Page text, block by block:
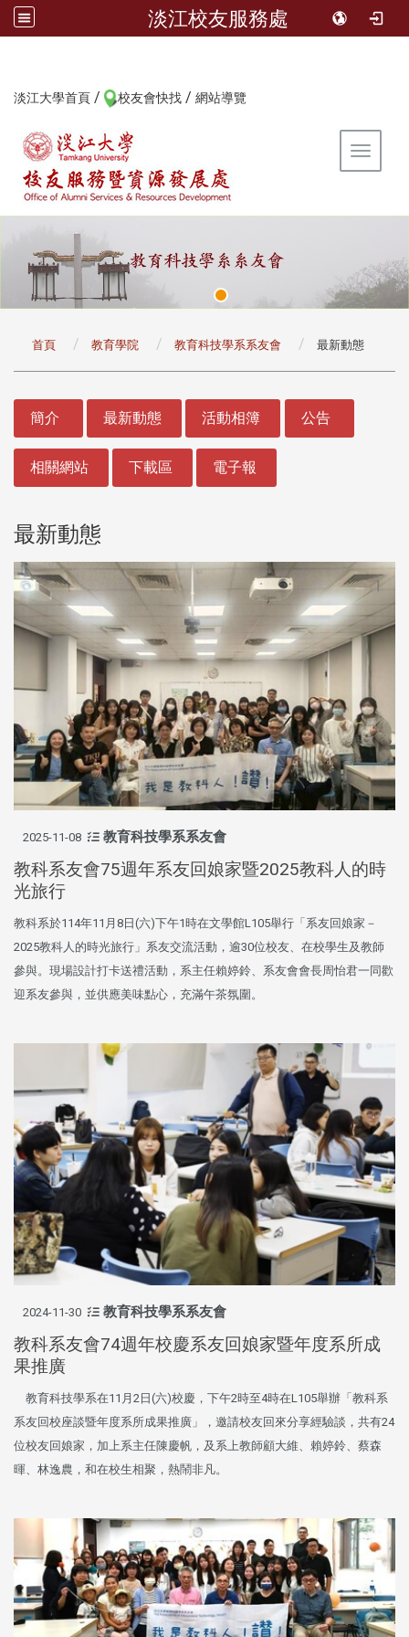
淡江校友服務處
淡江大學首頁 / 校友會快找 / 網站導覽
Toggle
首頁 教育學院 教育科技學系系友會 最新動態
簡介 最新動態 活動相簿 公告
相關網站 下載區 電子報
最新動態
2025-11-08 教育科技學系系友會
教科系友會75週年系友回娘家暨2025教科人的時
光旅行
教科系於114年11月8日(六)下午1時在文學館L105舉行「系友回娘家－
2025教科人的時光旅行」系友交流活動，逾30位校友、在校學生及教師
參與。現場設計打卡送禮活動，系主任賴婷鈴、系友會會長周怡君一同歡
迎系友參與，並供應美味點心，充滿午茶氛圍。
2024-11-30 教育科技學系系友會
教科系友會74週年校慶系友回娘家暨年度系所成
果推廣
教育科技學系在11月2日(六)校慶，下午2時至4時在L105舉辦「教科系
系友回校座談暨年度系所成果推廣」，邀請校友回來分享經驗談，共有24
位校友回娘家，加上系主任陳慶帆，及系上教師顧大維、賴婷鈴、蔡森
暉、林逸農，和在校生相聚，熱鬧非凡。